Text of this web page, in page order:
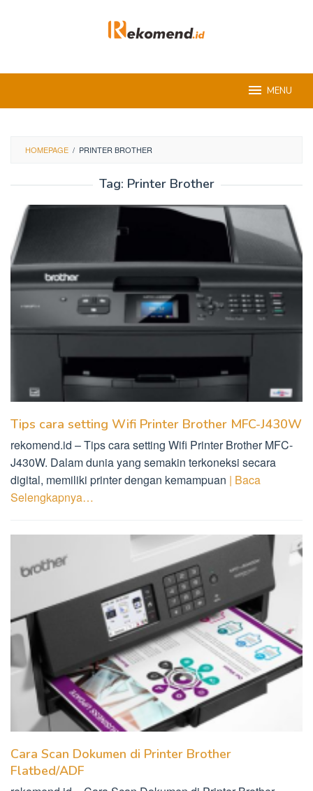
MENU
HOMEPAGE / PRINTER BROTHER
Tag: Printer Brother
Tips cara setting Wifi Printer Brother MFC-J430W
rekomend.id – Tips cara setting Wifi Printer Brother MFC-
J430W. Dalam dunia yang semakin terkoneksi secara
digital, memiliki printer dengan kemampuan | Baca
Selengkapnya…
Cara Scan Dokumen di Printer Brother
Flatbed/ADF